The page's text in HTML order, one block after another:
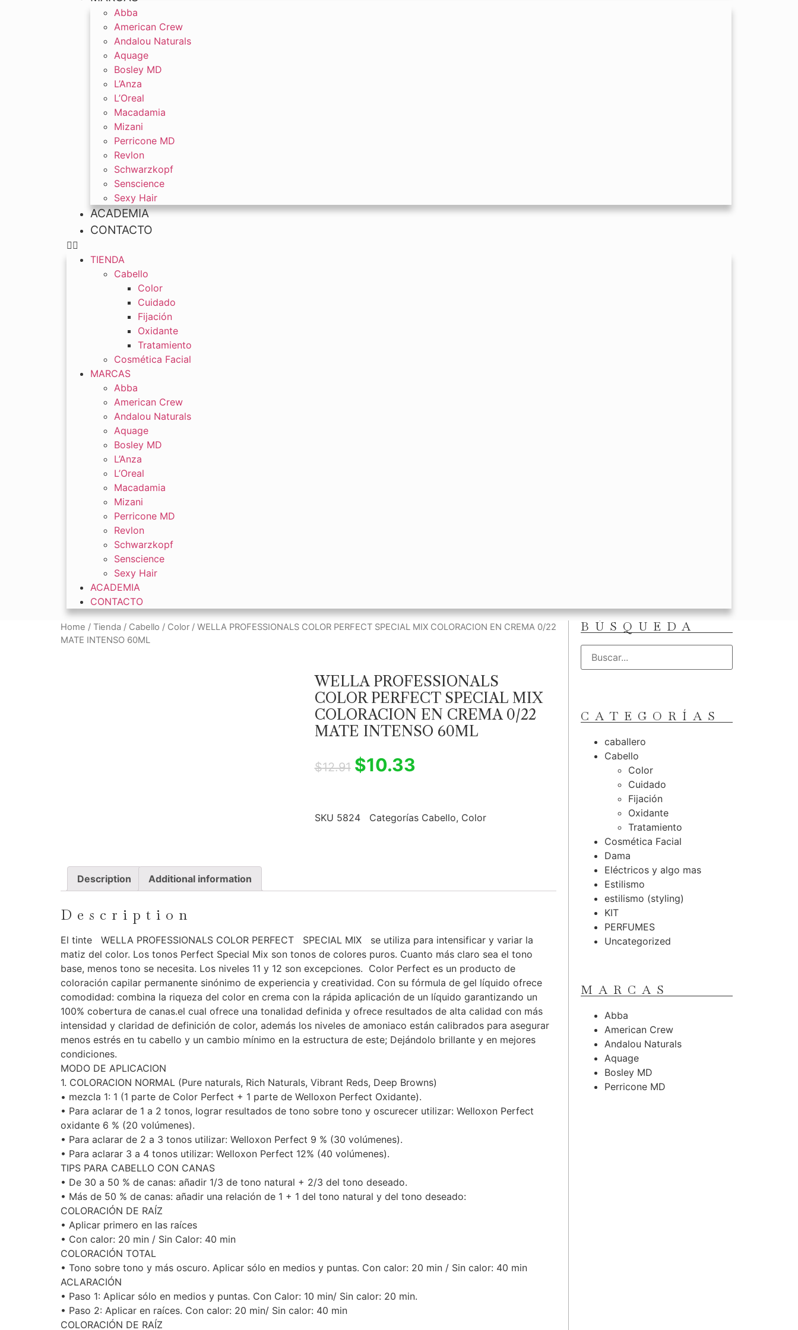
Abba
American Crew
Andalou Naturals
Aquage
Bosley MD
L’Anza
L’Oreal
Macadamia
Mizani
Perricone MD
Revlon
Schwarzkopf
Senscience
Sexy Hair
ACADEMIA
CONTACTO
TIENDA
Cabello
Color
Cuidado
Fijación
Oxidante
Tratamiento
Cosmética Facial
MARCAS
Abba
American Crew
Andalou Naturals
Aquage
Bosley MD
L’Anza
L’Oreal
Macadamia
Mizani
Perricone MD
Revlon
Schwarzkopf
Senscience
Sexy Hair
ACADEMIA
CONTACTO
Home / Tienda / Cabello / Color / WELLA PROFESSIONALS COLOR PERFECT SPECIAL MIX COLORACION EN CREMA 0/22
MATE INTENSO 60ML
WELLA PROFESSIONALS
COLOR PERFECT SPECIAL MIX
COLORACION EN CREMA 0/22
MATE INTENSO 60ML
$12.91 $10.33
SKU 5824 Categorías Cabello, Color
Description Additional information
Description
El tinte WELLA PROFESSIONALS COLOR PERFECT SPECIAL MIX se utiliza para intensificar y variar la
matiz del color. Los tonos Perfect Special Mix son tonos de colores puros. Cuanto más claro sea el tono
base, menos tono se necesita. Los niveles 11 y 12 son excepciones. Color Perfect es un producto de
coloración capilar permanente sinónimo de experiencia y creatividad. Con su fórmula de gel líquido ofrece
comodidad: combina la riqueza del color en crema con la rápida aplicación de un líquido garantizando un
100% cobertura de canas.el cual ofrece una tonalidad definida y ofrece resultados de alta calidad con más
intensidad y claridad de definición de color, además los niveles de amoniaco están calibrados para asegurar
menos estrés en tu cabello y un cambio mínimo en la estructura de este; Dejándolo brillante y en mejores
condiciones.
MODO DE APLICACION
1. COLORACION NORMAL (Pure naturals, Rich Naturals, Vibrant Reds, Deep Browns)
• mezcla 1: 1 (1 parte de Color Perfect + 1 parte de Welloxon Perfect Oxidante).
• Para aclarar de 1 a 2 tonos, lograr resultados de tono sobre tono y oscurecer utilizar: Welloxon Perfect
oxidante 6 % (20 volúmenes).
• Para aclarar de 2 a 3 tonos utilizar: Welloxon Perfect 9 % (30 volúmenes).
• Para aclarar 3 a 4 tonos utilizar: Welloxon Perfect 12% (40 volúmenes).
TIPS PARA CABELLO CON CANAS
• De 30 a 50 % de canas: añadir 1/3 de tono natural + 2/3 del tono deseado.
• Más de 50 % de canas: añadir una relación de 1 + 1 del tono natural y del tono deseado:
COLORACIÓN DE RAÍZ
• Aplicar primero en las raíces
• Con calor: 20 min / Sin Calor: 40 min
COLORACIÓN TOTAL
• Tono sobre tono y más oscuro. Aplicar sólo en medios y puntas. Con calor: 20 min / Sin calor: 40 min
ACLARACIÓN
• Paso 1: Aplicar sólo en medios y puntas. Con Calor: 10 min/ Sin calor: 20 min.
• Paso 2: Aplicar en raíces. Con calor: 20 min/ Sin calor: 40 min
COLORACIÓN DE RAÍZ
BÚSQUEDA
CATEGORÍAS
caballero
Cabello
Color
Cuidado
Fijación
Oxidante
Tratamiento
Cosmética Facial
Dama
Eléctricos y algo mas
Estilismo
estilismo (styling)
KIT
PERFUMES
Uncategorized
MARCAS
Abba
American Crew
Andalou Naturals
Aquage
Bosley MD
Perricone MD